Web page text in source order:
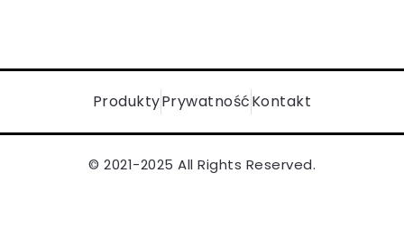
ProduktyPrywatnośćKontakt
© 2021-2025 All Rights Reserved.